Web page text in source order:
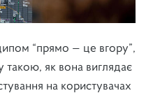
“прямо — це вгору”,
як вона виглядає
на користувачах